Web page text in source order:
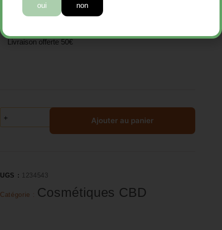
Huile de massage au CBD
Livraison offerte 50€
Ajouter au panier
UGS : 1234543
Catégorie : Cosmétiques CBD
oui non